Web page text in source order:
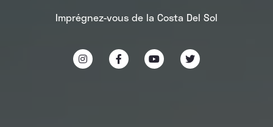
Imprégnez-vous de la Costa Del Sol